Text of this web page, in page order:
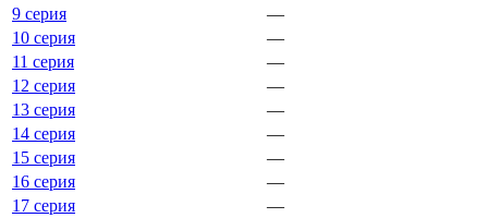
9 серия
—
10 серия
—
11 серия
—
12 серия
—
13 серия
—
14 серия
—
15 серия
—
16 серия
—
17 серия
—